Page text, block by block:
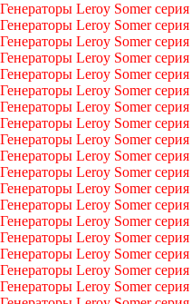
Генераторы Leroy Somer
Генераторы Leroy Somer
Генераторы Leroy Somer
Генераторы Leroy Somer
Генераторы Leroy Somer
Генераторы Leroy Somer
Генераторы Leroy Somer
Генераторы Leroy Somer
Генераторы Leroy Somer
Генераторы Leroy Somer
Генераторы Leroy Somer
Генераторы Leroy Somer
Генераторы Leroy Somer
Генераторы Leroy Somer
Генераторы Leroy Somer
Генераторы Leroy Somer
Генераторы Leroy Somer
Генераторы Leroy Somer